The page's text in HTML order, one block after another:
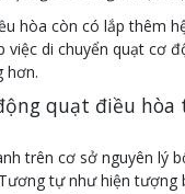
hòa còn có lắp thêm
việc di chuyển quạt cơ
hơn.
quạt điều hòa
trên cơ sở nguyên lý
tự như hiện tượng